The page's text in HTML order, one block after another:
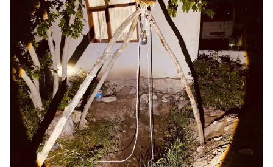
Gümüşhane
Hakkari
Hatay
Isparta
Mersin
İstanbul